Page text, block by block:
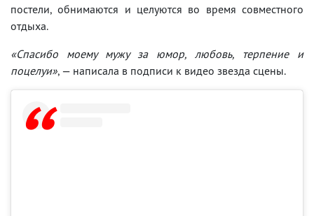
постели, обнимаются и целуются во время совместного
отдыха.
«Спасибо моему мужу за юмор, любовь, терпение и
поцелуи», — написала в подписи к видео звезда сцены.